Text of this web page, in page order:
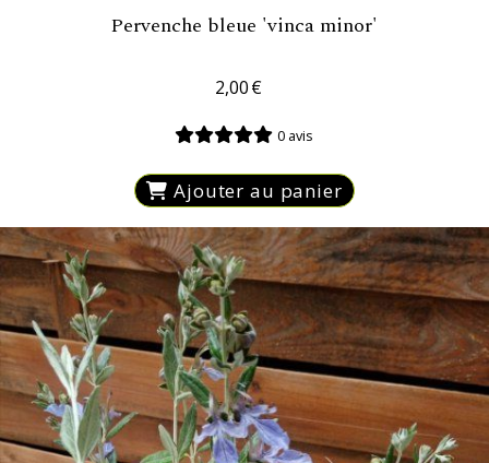
Pervenche bleue 'vinca minor'
2,00€
0 avis
Ajouter au panier